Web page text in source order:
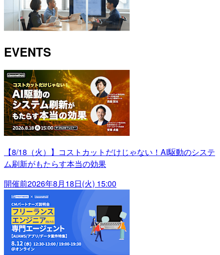
EVENTS
【8/18（火）】コストカットだけじゃない！AI駆動のシステ
ム刷新がもたらす本当の効果
開催前2026年8月18日(火) 15:00